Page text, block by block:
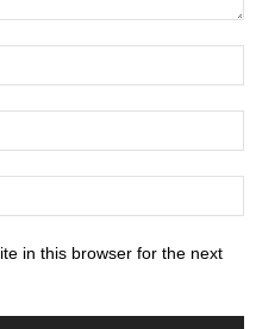
in this browser for the next